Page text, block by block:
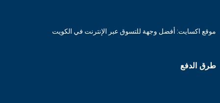
موقع اكسايت: أفضل وجهة للتسوق عبر الإنترنت في الكويت
طرق الدفع